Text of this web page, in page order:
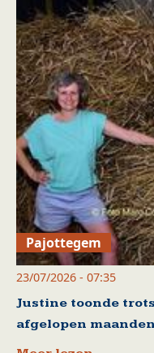
Pajottegem
23/07/2026 - 07:35
Justine toonde
afgelopen maanden